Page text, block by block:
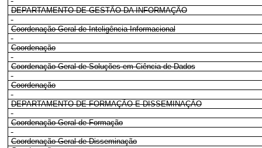
DEPARTAMENTO DE GESTÃO DA INFORMAÇÃO
Coordenação-Geral de Inteligência Informacional
Coordenação
Coordenação-Geral de Soluções em Ciência de Dados
Coordenação
DEPARTAMENTO DE FORMAÇÃO E DISSEMINAÇÃO
Coordenação-Geral de Formação
Coordenação-Geral de Disseminação